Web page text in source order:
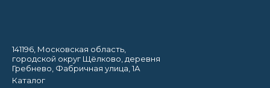
141196, Московская область,
городской округ Щёлково, деревня
Гребнево, Фабричная улица, 1А
Каталог